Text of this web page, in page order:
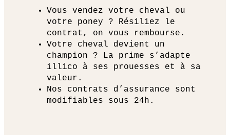
Vous vendez votre cheval ou
votre poney ? Résiliez le
contrat, on vous rembourse.
Votre cheval devient un
champion ? La prime s’adapte
illico à ses prouesses et à sa
valeur.
Nos contrats d’assurance sont
modifiables sous 24h.